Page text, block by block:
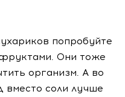
попробуйте
Они тоже
организм. А во
вместо соли лучше